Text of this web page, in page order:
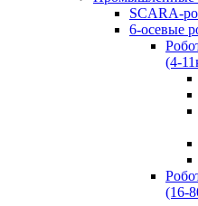
SCARA-
6-осевые
(4-
(16-